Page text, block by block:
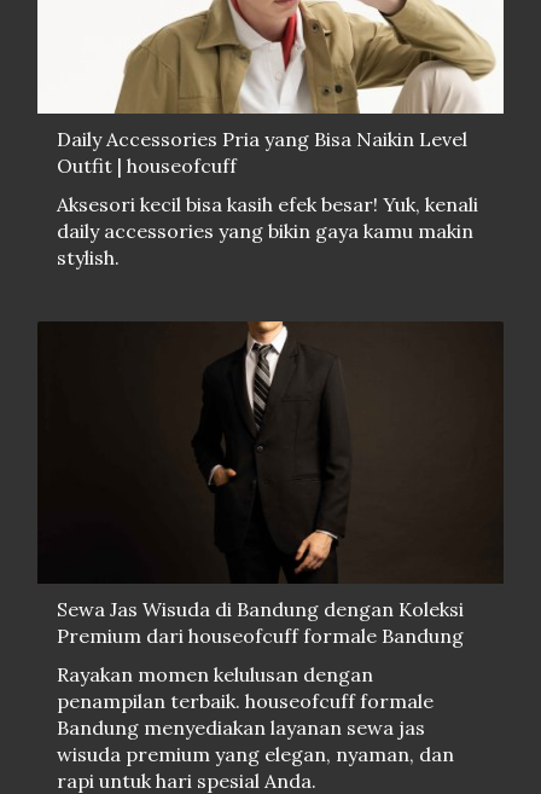
Daily Accessories Pria yang Bisa Naikin Level
Outfit | houseofcuff
Aksesori kecil bisa kasih efek besar! Yuk, kenali
daily accessories yang bikin gaya kamu makin
stylish.
Sewa Jas Wisuda di Bandung dengan Koleksi
Premium dari houseofcuff formale Bandung
Rayakan momen kelulusan dengan
penampilan terbaik. houseofcuff formale
Bandung menyediakan layanan sewa jas
wisuda premium yang elegan, nyaman, dan
rapi untuk hari spesial Anda.